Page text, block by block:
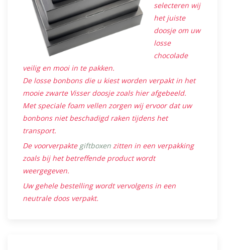
selecteren wij
het juiste
doosje om uw
losse
chocolade
veilig en mooi in te pakken.
De losse bonbons die u kiest worden verpakt in het
mooie zwarte Visser doosje zoals hier afgebeeld.
Met speciale foam vellen zorgen wij ervoor dat uw
bonbons niet beschadigd raken tijdens het
transport.
De voorverpakte giftboxen zitten in een verpakking
zoals bij het betreffende product wordt
weergegeven.
Uw gehele bestelling wordt vervolgens in een
neutrale doos verpakt.